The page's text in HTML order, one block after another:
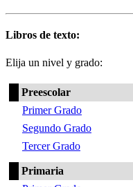
Libros de texto:
Elija un nivel y grado:
Preescolar
Primer Grado
Segundo Grado
Tercer Grado
Primaria